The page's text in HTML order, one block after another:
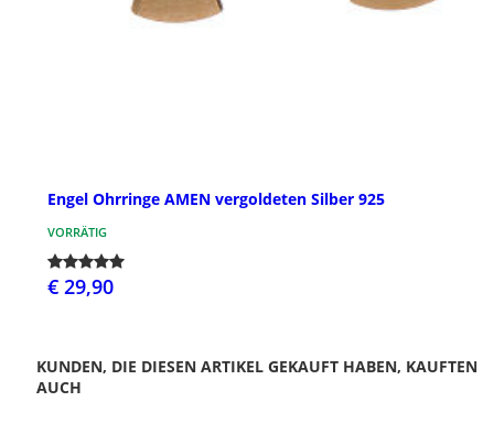
Engel Ohrringe AMEN vergoldeten Silber 925
VORRÄTIG
€ 29,90
KUNDEN, DIE DIESEN ARTIKEL GEKAUFT HABEN, KAUFTEN
AUCH